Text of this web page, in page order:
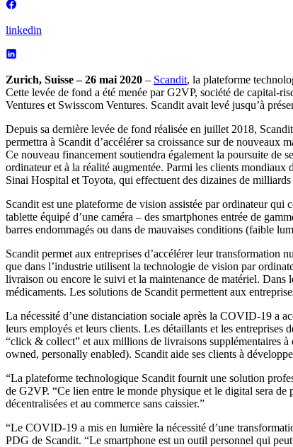
linkedin
Zurich, Suisse – 26 mai 2020 – Scandit, la plateforme
Cette levée de fond a été menée par G2VP, société de capital-
Ventures et Swisscom Ventures. Scandit avait levé jusqu’à
Depuis sa dernière levée de fond réalisée en juillet 2018,
permettra à Scandit d’accélérer sa croissance sur de nouveaux
Ce nouveau financement soutiendra également la poursuite de
ordinateur et à la réalité augmentée. Parmi les clients
Sinai Hospital et Toyota, qui effectuent des dizaines de
Scandit est une plateforme de vision assistée par ordinateur qui
tablette équipé d’une caméra – des smartphones entrée de
barres endommagés ou dans de mauvaises conditions (faible
Scandit permet aux entreprises d’accélérer leur transformation
que dans l’industrie utilisent la technologie de vision par
livraison ou encore le suivi et la maintenance de matériel. Dans
médicaments. Les solutions de Scandit permettent aux
La nécessité d’une distanciation sociale après la COVID-19 a
leurs employés et leurs clients. Les détaillants et les entreprises
“click & collect” et aux millions de livraisons supplémentaires
owned, personally enabled). Scandit aide ses clients à
“La plateforme technologique Scandit fournit une solution
de G2VP. “Ce lien entre le monde physique et le digital sera de
décentralisées et au commerce sans caissier.”
“Le COVID-19 a mis en lumière la nécessité d’une
PDG de Scandit. “Le smartphone est un outil personnel qui